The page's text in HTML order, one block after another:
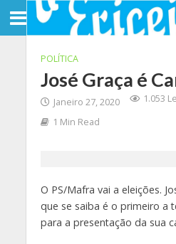
POLÍTICA
José Graça é
Janeiro 27, 2020
1.053
1 Min Read
O PS/Mafra vai a eleições.
que se saiba é o primeiro a
para a presentação da sua